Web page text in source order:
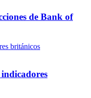
de Bank of
británicos